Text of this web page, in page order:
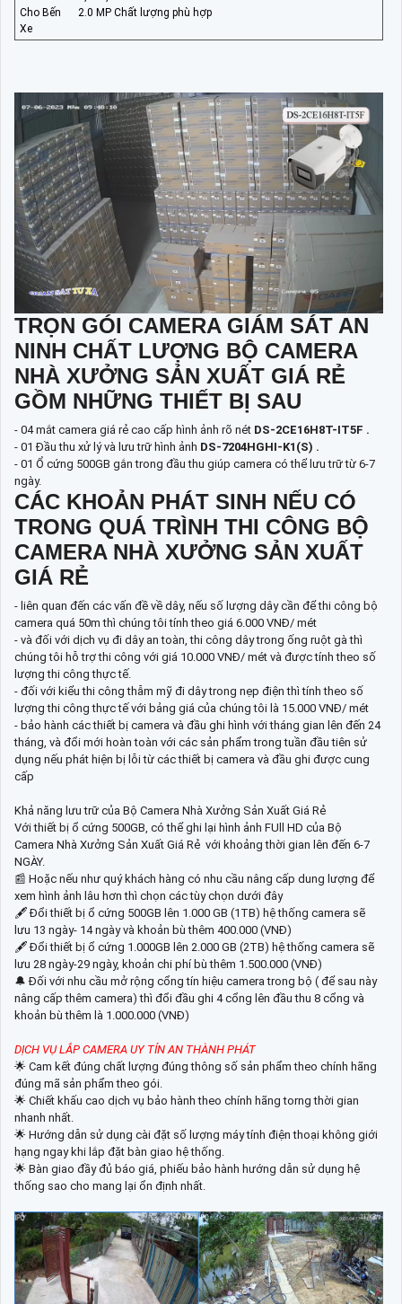
Cho Bến
Xe
2.0 MP Chất lượng phù hợp
TRỌN GÓI CAMERA GIÁM SÁT AN
NINH CHẤT LƯỢNG BỘ CAMERA
NHÀ XƯỞNG SẢN XUẤT GIÁ RẺ
GỒM NHỮNG THIẾT BỊ SAU
- 04 mắt camera giá rẻ cao cấp hình ảnh rõ nét DS-2CE16H8T-IT5F .
- 01 Đầu thu xử lý và lưu trữ hình ảnh DS-7204HGHI-K1(S) .
- 01 Ổ cứng 500GB gắn trong đầu thu giúp camera có thể lưu trữ từ 6-7
ngày.
CÁC KHOẢN PHÁT SINH NẾU CÓ
TRONG QUÁ TRÌNH THI CÔNG BỘ
CAMERA NHÀ XƯỞNG SẢN XUẤT
GIÁ RẺ
- liên quan đến các vấn đề về dây, nếu số lượng dây cần để thi công bộ
camera quá 50m thì chúng tôi tính theo giá 6.000 VNĐ/ mét
- và đối với dịch vụ đi dây an toàn, thi công dây trong ống ruột gà thì
chúng tôi hỗ trợ thi công với giá 10.000 VNĐ/ mét và được tính theo số
lượng thi công thực tế.
- đối với kiểu thi công thẫm mỹ đi dây trong nẹp điện thì tính theo số
lượng thi công thực tế với bảng giá của chúng tôi là 15.000 VNĐ/ mét
- bảo hành các thiết bị camera và đầu ghi hình với tháng gian lên đến 24
tháng, và đổi mới hoàn toàn với các sản phẩm trong tuần đầu tiên sử
dụng nếu phát hiện bị lỗi từ các thiết bị camera và đầu ghi được cung
cấp
Khả năng lưu trữ của Bộ Camera Nhà Xưởng Sản Xuất Giá Rẻ
Với thiết bị ổ cứng 500GB, có thể ghi lại hình ảnh FUll HD của Bộ
Camera Nhà Xưởng Sản Xuất Giá Rẻ với khoảng thời gian lên đến 6-7
NGÀY.
📰 Hoặc nếu như quý khách hàng có nhu cầu nâng cấp dung lượng để
xem hình ảnh lâu hơn thì chọn các tùy chọn dưới đây
🖋 Đổi thiết bị ổ cứng 500GB lên 1.000 GB (1TB) hệ thống camera sẽ
lưu 13 ngày- 14 ngày và khoản bù thêm 400.000 (VNĐ)
🖋 Đổi thiết bị ổ cứng 1.000GB lên 2.000 GB (2TB) hệ thống camera sẽ
lưu 28 ngày-29 ngày, khoản chi phí bù thêm 1.500.000 (VNĐ)
🔔 Đối với nhu cầu mở rộng cổng tín hiệu camera trong bộ ( để sau này
nâng cấp thêm camera) thì đổi đầu ghi 4 cổng lên đầu thu 8 cổng và
khoản bù thêm là 1.000.000 (VNĐ)
DỊCH VỤ LẮP CAMERA UY TÍN AN THÀNH PHÁT
🌟 Cam kết đúng chất lượng đúng thông số sản phẩm theo chính hãng
đúng mã sản phẩm theo gói.
🌟 Chiết khấu cao dịch vụ bảo hành theo chính hãng torng thời gian
nhanh nhất.
🌟 Hướng dẫn sử dụng cài đặt số lượng máy tính điện thoại không giới
hạng ngay khi lắp đặt bàn giao hệ thống.
🌟 Bàn giao đầy đủ báo giá, phiếu bảo hành hướng dẫn sử dụng hệ
thống sao cho mang lại ổn định nhất.